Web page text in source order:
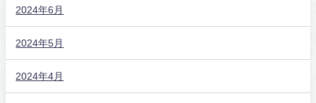
2024年6月
2024年5月
2024年4月